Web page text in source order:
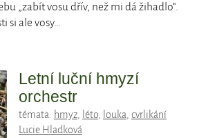
„zabít vosu dřív, než mi dá žihadlo“.
si ale vosy…
Letní luční hmyzí
orchestr
témata: hmyz, léto, louka, cvrlikání
Lucie Hladková